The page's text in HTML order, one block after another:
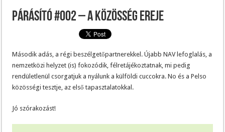
Párásító #002 – A közösség ereje
Második adás, a régi beszélgetőpartnerekkel. Újabb NAV lefoglalás, a
nemzetközi helyzet (is) fokozódik, félretájékoztatnak, mi pedig
rendületlenül csorgatjuk a nyálunk a külföldi cuccokra. No és a Pelso
közösségi tesztje, az első tapasztalatokkal.
Jó szórakozást!